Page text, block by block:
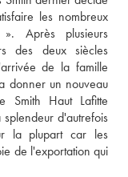
les nombreux
Après plusieurs
des deux siècles
de la famille
donner un nouveau
Smith Haut Lafitte
d'autrefois
la plupart car les
de l'exportation qui